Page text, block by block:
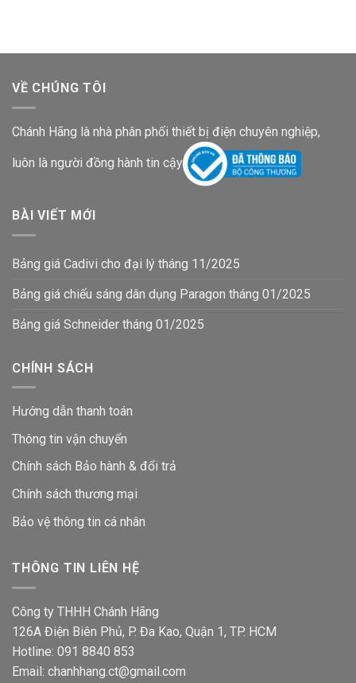
VỀ CHÚNG TÔI
Chánh Hãng là nhà phân phối thiết bị điện chuyên nghiệp,
luôn là người đồng hành tin cậy
BÀI VIẾT MỚI
Bảng giá Cadivi cho đại lý tháng 11/2025
Bảng giá chiếu sáng dân dụng Paragon tháng 01/2025
Bảng giá Schneider tháng 01/2025
CHÍNH SÁCH
Hướng dẫn thanh toán
Thông tin vận chuyển
Chính sách Bảo hành & đổi trả
Chính sách thương mại
Bảo vệ thông tin cá nhân
THÔNG TIN LIÊN HỆ
Công ty THHH Chánh Hãng
126A Điện Biên Phủ, P. Đa Kao, Quận 1, TP. HCM
Hotline: 091 8840 853
Email: chanhhang.ct@gmail.com